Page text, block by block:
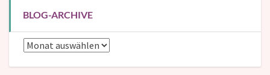
BLOG-ARCHIVE
Blog-